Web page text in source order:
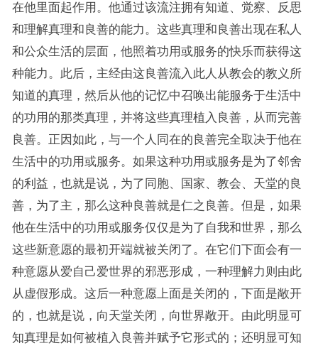
在他里面起作用。他通过该流注拥有知道、觉察、反思
和理解真理和良善的能力。这些真理和良善出现在私人
和公众生活的层面，他照着功用或服务的快乐而获得这
种能力。此后，主经由这良善流入此人从教会的教义所
知道的真理，然后从他的记忆中召唤出能服务于生活中
的功用的那类真理，并将这些真理植入良善，从而完善
良善。正因如此，与一个人同在的良善完全取决于他在
生活中的功用或服务。如果这种功用或服务是为了邻舍
的利益，也就是说，为了同胞、国家、教会、天堂的良
善，为了主，那么这种良善就是仁之良善。但是，如果
他在生活中的功用或服务仅仅是为了自我和世界，那么
这些新意愿的最初开端就被关闭了。在它们下面会有一
种意愿从爱自己爱世界的邪恶形成，一种理解力则由此
从虚假形成。这后一种意愿上面是关闭的，下面是敞开
的，也就是说，向天堂关闭，向世界敞开。由此明显可
知真理是如何被植入良善并赋予它形式的；还明显可知